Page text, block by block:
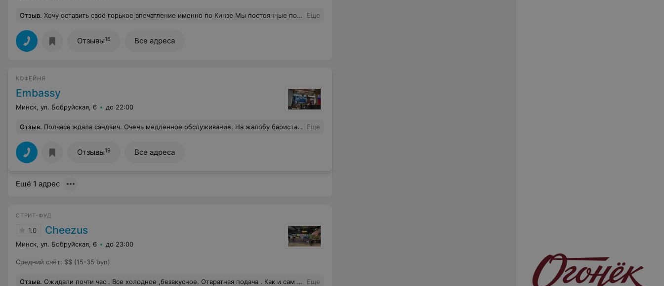
Отзыв. Хочу оставить своё горькое впечатление именно по Кинзе Мы постоянные посетители данного корнера, балдели раньше от их плова. С течением времени соли в плове прибавлялось и прибавлялось (это я описываю период с лета 2024). Обслуживание отличное, порции большие, но вот соль ухудшала впечатление и вкус. Мы сказали персоналу об этом, т.к. такая «пересоленная» история переставала нравится и приносить удовольствие. Некоторое время не было вообще желания ещё пробовать плов именно на Бобруйской. В воскресенье решили дать ещё шанс плову на и, к ооогромному сожаление, теперь проблема оказалась в испорченной курице (она была с гнилостным запахом) Я была не одна, 2 человека со мной так же почувствовали его. Персонал Кинзы ничего не почувствовал, но порцию поменяли, но курица все равно была такая же. Жаль Раньше любили там кушать Видели, что меняются повара и конечно же вкус плова менялся(( Но последняя история поставила жирную точку в наших отношениях с Кинзой на Бобруйской Еще
Отзывы16 Все адреса
КОФЕЙНЯ
Embassy
Минск, ул. Бобруйская, 6 до 22:00
Отзыв. Полчаса ждала сэндвич. Очень медленное обслуживание. На жалобу бариста никак не отреагировал. Еще
Отзывы19 Все адреса
Ещё 1 адрес
СТРИТ-ФУД
1.0 Cheezus
Минск, ул. Бобруйская, 6 до 23:00
Средний счёт: $$ (15-35 byn)
Отзыв. Ожидали почти час . Все холодное ,безвкусное. Отвратная подача . Как и сам вкус . Деньги на ветер !!! Еще